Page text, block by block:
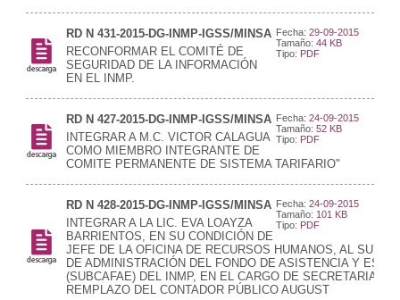
Fecha:29-09-2015
Tamaño:44 KB
Tipo: PDF
RD N 431-2015-DG-INMP-IGSS/MINSA
RECONFORMAR EL COMITÉ DE
SEGURIDAD DE LA INFORMACIÓN
EN EL INMP.
Fecha:24-09-2015
Tamaño:52 KB
Tipo: PDF
RD N 427-2015-DG-INMP-IGSS/MINSA
INTEGRAR A M.C. VICTOR CALAGUA
COMO MIEMBRO INTEGRANTE DE
COMITE PERMANENTE DE SISTEMA TARIFARIO"
Fecha:24-09-2015
Tamaño: 101 KB
Tipo: PDF
RD N 428-2015-DG-INMP-IGSS/MINSA
INTEGRAR A LA LIC. EVA LOAYZA
BARRIENTOS, EN SU CONDICIÓN DE
JEFE DE LA OFICINA DE RECURSOS HUMANOS, AL SUB
DE ADMINISTRACIÓN DEL FONDO DE ASISTENCIA Y
(SUBCAFAE) DEL INMP, EN EL CARGO DE SECRETARIA, EN
REMPLAZO DEL CONTADOR PÚBLICO AUGUST